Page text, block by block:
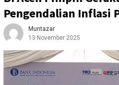
Pengendalian Inflasi
Muntazar
13 November 2025